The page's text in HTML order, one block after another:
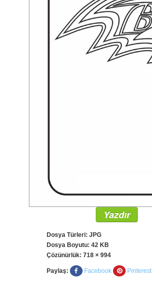
Yazdır
Dosya Türleri: JPG
Dosya Boyutu: 42 KB
Çözünürlük: 718 × 994
Paylaş: Facebook Pinterest